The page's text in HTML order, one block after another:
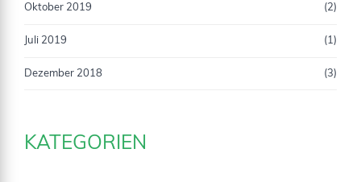
Oktober 2019 (2)
Juli 2019 (1)
Dezember 2018 (3)
KATEGORIEN